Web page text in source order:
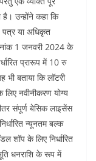
उन्होंने कहा कि
या अधिकृत
1 जनवरी 2024 के
प्रारूप में 10 रु
बताया कि लॉटरी
नवीनीकरण योग्य
संपूर्ण बेसिक लाइसेंस
न्यूनतम बल्क
शॉप के लिए निर्धारित
धनराशि के रूप में